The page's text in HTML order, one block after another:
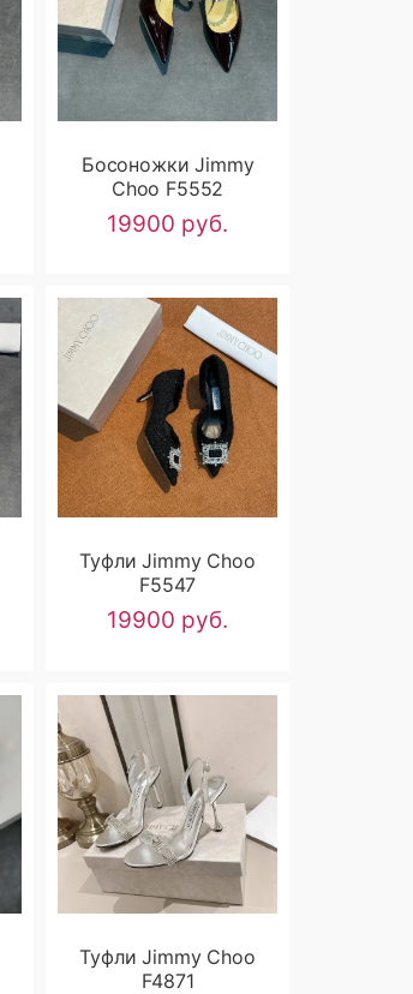
Босоножки Jimmy
Choo F5552
19900 руб.
Туфли Jimmy Choo
F5547
19900 руб.
Туфли Jimmy Choo
F4871